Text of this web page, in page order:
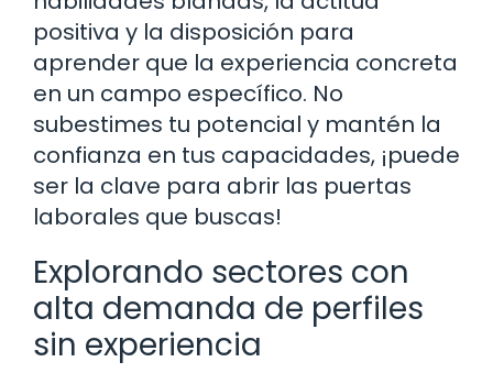
positiva y la disposición para
aprender que la experiencia concreta
en un campo específico. No
subestimes tu potencial y mantén la
confianza en tus capacidades, ¡puede
ser la clave para abrir las puertas
laborales que buscas!
Explorando sectores con
alta demanda de perfiles
sin experiencia